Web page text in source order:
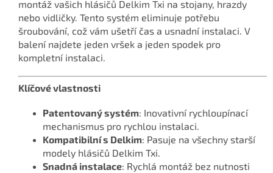
montáž vašich hlásičů Delkim Txi na stojany, hrazdy
nebo vidličky. Tento systém eliminuje potřebu
šroubování, což vám ušetří čas a usnadní instalaci. V
balení najdete jeden vršek a jeden spodek pro
kompletní instalaci.
Klíčové vlastnosti
Patentovaný systém: Inovativní rychloupínací
mechanismus pro rychlou instalaci.
Kompatibilní s Delkim: Pasuje na všechny starší
modely hlásičů Delkim Txi.
Snadná instalace: Rychlá montáž bez nutnosti